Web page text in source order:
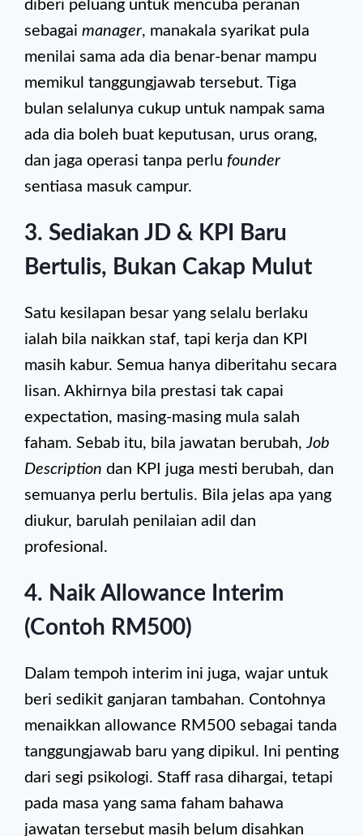
diberi peluang untuk mencuba peranan
sebagai manager, manakala syarikat pula
menilai sama ada dia benar-benar mampu
memikul tanggungjawab tersebut. Tiga
bulan selalunya cukup untuk nampak sama
ada dia boleh buat keputusan, urus orang,
dan jaga operasi tanpa perlu founder
sentiasa masuk campur.
3. Sediakan JD & KPI Baru
Bertulis, Bukan Cakap Mulut
Satu kesilapan besar yang selalu berlaku
ialah bila naikkan staf, tapi kerja dan KPI
masih kabur. Semua hanya diberitahu secara
lisan. Akhirnya bila prestasi tak capai
expectation, masing-masing mula salah
faham. Sebab itu, bila jawatan berubah, Job
Description dan KPI juga mesti berubah, dan
semuanya perlu bertulis. Bila jelas apa yang
diukur, barulah penilaian adil dan
profesional.
4. Naik Allowance Interim
(Contoh RM500)
Dalam tempoh interim ini juga, wajar untuk
beri sedikit ganjaran tambahan. Contohnya
menaikkan allowance RM500 sebagai tanda
tanggungjawab baru yang dipikul. Ini penting
dari segi psikologi. Staff rasa dihargai, tetapi
pada masa yang sama faham bahawa
jawatan tersebut masih belum disahkan